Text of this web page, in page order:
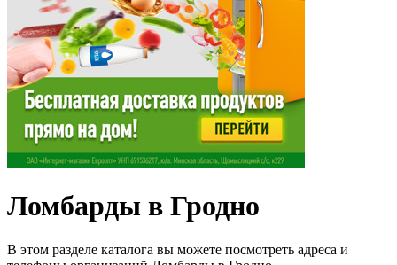
Ломбарды в Гродно
В этом разделе каталога вы можете посмотреть адреса и